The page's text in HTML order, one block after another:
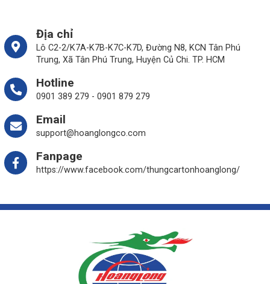
Địa chỉ
Lô C2-2/K7A-K7B-K7C-K7D, Đường N8, KCN Tân Phú
Trung, Xã Tân Phú Trung, Huyện Củ Chi. TP. HCM
Hotline
0901 389 279 - 0901 879 279
Email
support@hoanglongco.com
Fanpage
https://www.facebook.com/thungcartonhoanglong/